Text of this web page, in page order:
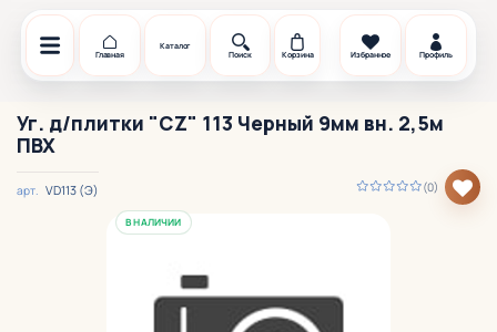
Главная
Каталог
Поиск
Корзина Избранное Профиль
Уг. д/плитки "CZ" 113 Черный 9мм вн. 2,5м
ПВХ
(0)
арт. VD113 (Э)
В НАЛИЧИИ